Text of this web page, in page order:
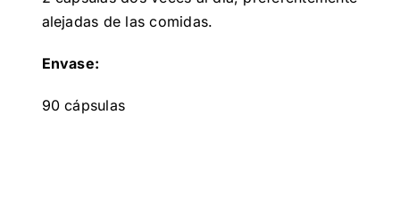
alejadas de las comidas.
Envase:
90 cápsulas